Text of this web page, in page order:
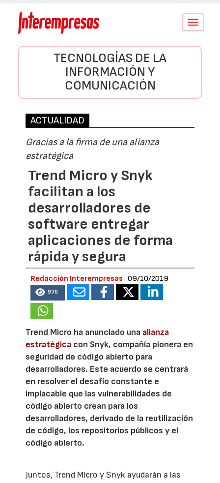
Conmutar
TECNOLOGÍAS DE LA
INFORMACIÓN Y
COMUNICACIÓN
ACTUALIDAD
Gracias a la firma de una alianza
estratégica
Trend Micro y Snyk
facilitan a los
desarrolladores de
software entregar
aplicaciones de forma
rápida y segura
Redacción Interempresas 09/10/2019
970
Trend Micro ha anunciado una alianza
estratégica con Snyk, compañía pionera en
seguridad de código abierto para
desarrolladores. Este acuerdo se centrará
en resolver el desafío constante e
implacable que las vulnerabilidades de
código abierto crean para los
desarrolladores, derivado de la reutilización
de código, los repositorios públicos y el
código abierto.
Juntos, Trend Micro y Snyk ayudarán a las